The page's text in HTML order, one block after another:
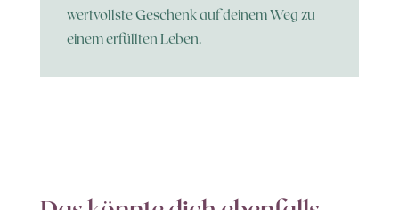
wertvollste Geschenk auf deinem Weg zu
einem erfüllten Leben.